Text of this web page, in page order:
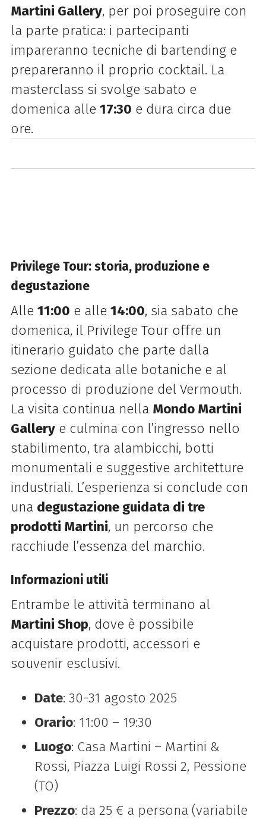
Martini Gallery, per poi proseguire con
la parte pratica: i partecipanti
impareranno tecniche di bartending e
prepareranno il proprio cocktail. La
masterclass si svolge sabato e
domenica alle 17:30 e dura circa due
ore.
Privilege Tour: storia, produzione e
degustazione
Alle 11:00 e alle 14:00, sia sabato che
domenica, il Privilege Tour offre un
itinerario guidato che parte dalla
sezione dedicata alle botaniche e al
processo di produzione del Vermouth.
La visita continua nella Mondo Martini
Gallerye culmina con l’ingresso nello
stabilimento, tra alambicchi, botti
monumentali e suggestive architetture
industriali. L’esperienza si conclude con
una degustazione guidata di tre
prodotti Martini, un percorso che
racchiude l’essenza del marchio.
Informazioni utili
Entrambe le attività terminano al
Martini Shop, dove è possibile
acquistare prodotti, accessori e
souvenir esclusivi.
Date: 30-31 agosto 2025
Orario: 11:00 – 19:30
Luogo: Casa Martini – Martini &
Rossi, Piazza Luigi Rossi 2, Pessione
(TO)
Prezzo: da 25 € a persona (variabile